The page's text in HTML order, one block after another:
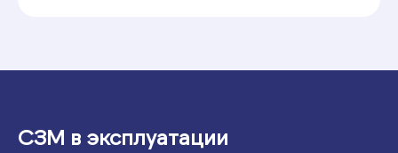
СЗМ в эксплуатации